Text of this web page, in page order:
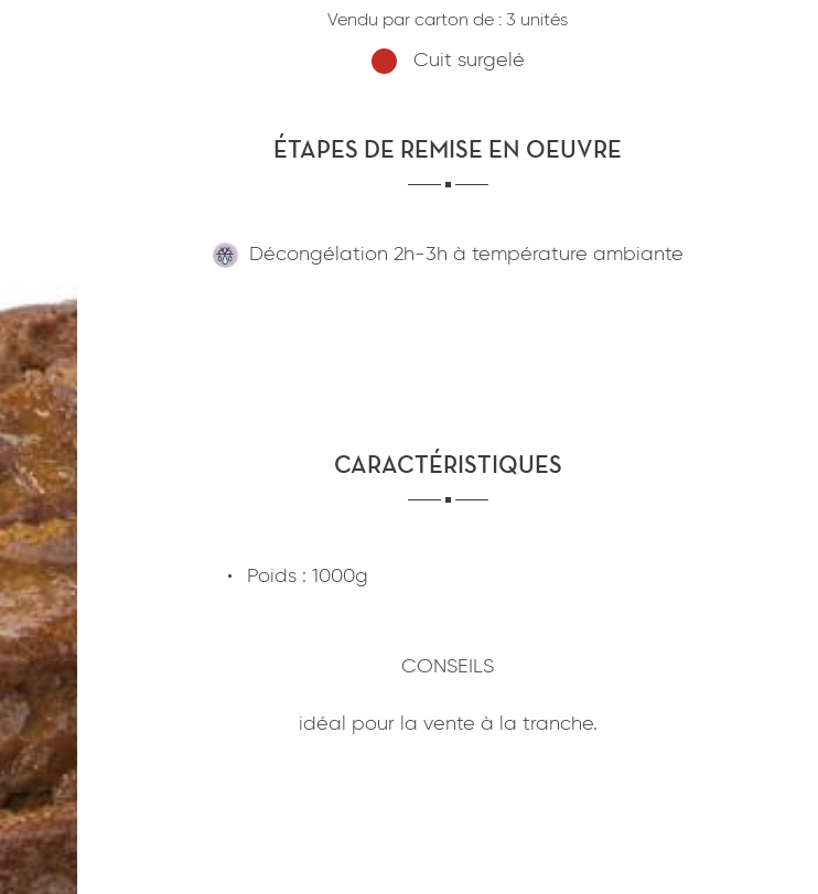
Vendu par carton de : 3 unités
Cuit surgelé
ÉTAPES DE REMISE EN OEUVRE
Décongélation 2h-3h à température ambiante
CARACTÉRISTIQUES
Poids : 1000g
CONSEILS
idéal pour la vente à la tranche.